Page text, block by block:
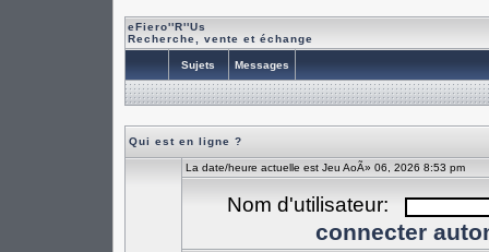
eFiero''R''Us
Recherche, vente et échange
Sujets Messages
Qui est en ligne ?
La date/heure actuelle est Jeu AoÃ» 06, 2026 8:53 pm
Nom d'utilisateur:
connecter